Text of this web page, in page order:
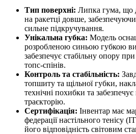
Тип поверхні: Липка гума, що
на ракетці довше,
сильне підкручування.
Унікальна губка: Модель
розробленою синьою губкою
забезпечує стабільну опору
топс-спінів.
Контроль та стабільність:
топшиту та щільної губки,
технічні похибки та
траєкторію.
Сертифікація: Інвентар має
федерації настільного тенісу
його відповідність світовим